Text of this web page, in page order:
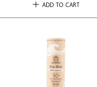
ADD TO CART